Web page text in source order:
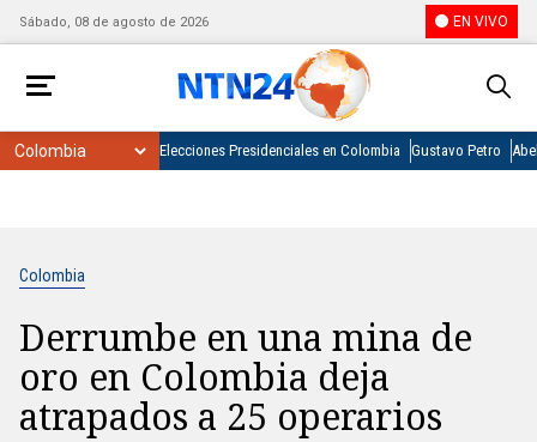
Sábado, 08 de agosto de 2026 EN VIVO
Elecciones Presidenciales en Colombia Gustavo Petro
Colombia
Derrumbe en una mina de
oro en Colombia deja
atrapados a 25 operarios